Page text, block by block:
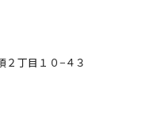
２丁目１０−４３